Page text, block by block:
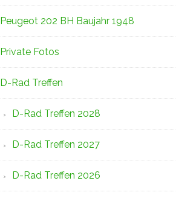
Peugeot 202 BH Baujahr 1948
Private Fotos
D-Rad Treffen
D-Rad Treffen 2028
D-Rad Treffen 2027
D-Rad Treffen 2026